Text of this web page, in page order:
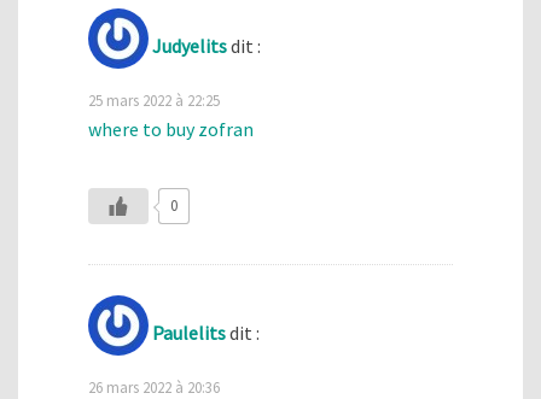
Judyelitsdit :
25 mars 2022 à 22:25
where to buy zofran
0
Paulelitsdit :
26 mars 2022 à 20:36